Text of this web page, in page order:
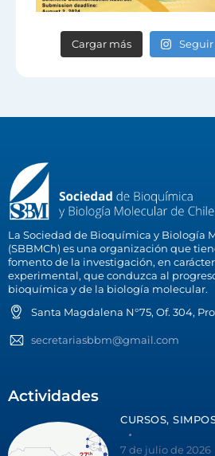
Cargar más
La Sociedad de Bioquímica y Biología
(SBBMCh) es una organización que
fomento de la investigación, en
experimental, que conduzca al
bioquímica y de la biología molecular.
Santa Magdalena N°75, Of. 304,
secretariasbbm@gmail.com
Actividades
CURSOS,
7 de julio de 2026